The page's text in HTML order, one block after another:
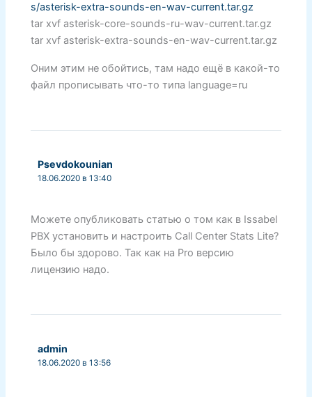
s/asterisk-extra-sounds-en-wav-current.tar.gz
tar xvf asterisk-core-sounds-ru-wav-current.tar.gz
tar xvf asterisk-extra-sounds-en-wav-current.tar.gz
Оним этим не обойтись, там надо ещё в какой-то
файл прописывать что-то типа language=ru
Psevdokounian
18.06.2020 в 13:40
Можете опубликовать статью о том как в Issabel
PBX установить и настроить Call Center Stats Lite?
Было бы здорово. Так как на Pro версию
лицензию надо.
admin
18.06.2020 в 13:56